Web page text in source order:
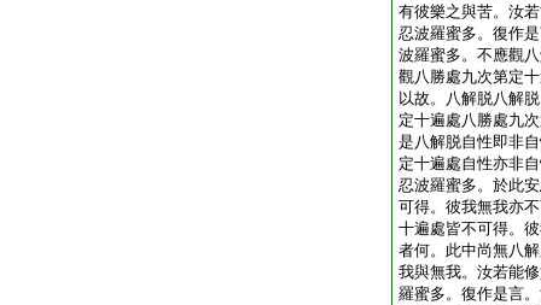
有彼樂之與苦。汝
忍波羅蜜多。復作
波羅蜜多。不應觀
觀八勝處九次第定
以故。八解脱八解
定十遍處八勝處九
是八解脱自性即非
定十遍處自性亦非
忍波羅蜜多。於此
可得。彼我無我亦
十遍處皆不可得。
者何。此中尚無八
我與無我。汝若能
羅蜜多。復作是言